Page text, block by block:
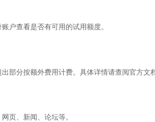
户查看是否有可用的试用额度。
部分按额外费用计费。具体详情请查阅官方文
页、新闻、论坛等。